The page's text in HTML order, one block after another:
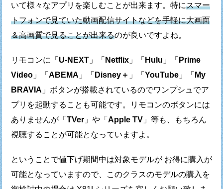
いて様々なアプリを楽しむことが出来ます。 特にスマー
トフォンで見ていた動画配信サイトなどを手軽に大画面
＆高画質で見ることが出来るのが良いですよね。
リモコンに「 U-NEXT」「 Netflix」「 Hulu 」「 Prime
Video」 「 ABEMA 」「 Disney＋ 」「 YouTube」「 My
BRAVIA 」ボタンが搭載されているのでワンプシュでア
プリを起動することも可能です。
リモコンのボタンには
ありませんが「 TVer」や「 Apple TV」等も、
もちろん
視聴することが可能となっていますよ。
ということで値下げ期間中は対象モデルが お得に購入が
可能となっていますので、
このクラスのモデルの購入を